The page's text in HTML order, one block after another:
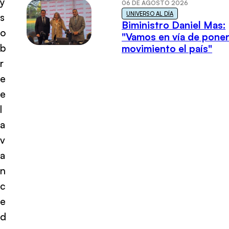
s
o
b
r
e
e
l
a
v
a
n
c
e
d
06 DE AGOSTO 2026
UNIVERSO AL DÍA
Biministro Daniel Mas:
"Vamos en vía de
movimiento el país"